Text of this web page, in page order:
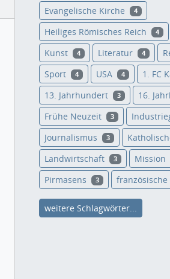
Evangelische Kirche 4
Heiliges Römisches Reich 4
Kunst 4 Literatur 4
Sport 4 USA 4 1. FC
13. Jahrhundert 3 16.
Frühe Neuzeit 3
Journalismus 3
Landwirtschaft 3 Mission
Pirmasens 3
weitere Schlagwörter...